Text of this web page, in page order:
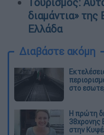
διαμάντια»
Ελλάδα
Διαβάστε ακόμη
στο
Η πρώτη
38χρονης
στην